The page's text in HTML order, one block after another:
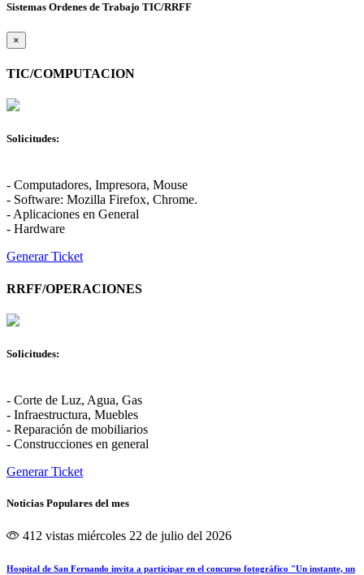
Sistemas Ordenes de Trabajo TIC/RRFF
×
TIC/COMPUTACION
Solicitudes:
- Computadores, Impresora, Mouse
- Software: Mozilla Firefox, Chrome.
- Aplicaciones en General
- Hardware
Generar Ticket
RRFF/OPERACIONES
Solicitudes:
- Corte de Luz, Agua, Gas
- Infraestructura, Muebles
- Reparación de mobiliarios
- Construcciones en general
Generar Ticket
Noticias Populares del mes
412 vistas miércoles 22 de julio del 2026
Hospital de San Fernando invita a participar en el concurso fotográfico "Un instante, un